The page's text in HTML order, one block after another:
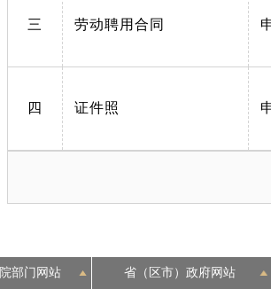
三 劳动聘用合同
四 证件照
部门网站 省（区市）政府网站